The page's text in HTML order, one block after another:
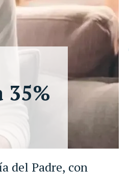
del Padre, con
35%